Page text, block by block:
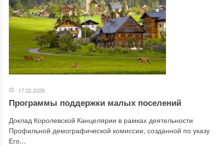
17.02.2026
Программы поддержки малых поселений
Доклад Королевской Канцелярии в рамках деятельности
Профильной демографической комиссии, созданной по указу
Его...